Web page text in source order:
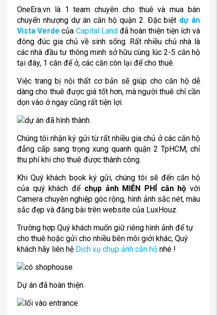
OneEra.vn là 1 team chuyên cho thuê và mua bán
chuyển nhượng dự án căn hộ quận 2. Đặc biệt dự án
Vista Verde của Capital Landđã hoàn thiện tiện ích và
đông đúc gia chủ về sinh sống. Rất nhiều chủ nhà là
các nhà đầu tư thông minh sở hữu cùng lúc 2-5 căn hộ
tại đây, 1 căn để ở, các căn còn lại để cho thuê.
Việc trang bị nội thất cơ bản sẽ giúp cho căn hộ dễ
dàng cho thuê được giá tốt hơn, mà người thuê chỉ cần
dọn vào ở ngay cũng rất tiện lợi.
Chúng tôi nhận ký gửi từ rất nhiều gia chủ ở các căn hộ
đẳng cấp sang trọng xung quanh quận 2 TpHCM, chỉ
thu phí khi cho thuê được thành công.
Khi Quý khách book ký gửi, chúng tôi sẽ đến căn hộ
của quý khách để chụp ảnh MIỄN PHÍ căn hộ với
Camera chuyên nghiệp góc rộng, hình ảnh sắc nét, màu
sắc đẹp và đăng bài trên website của LuxHouz.
Trường hợp Quý khách muốn giữ riêng hình ảnh để tự
cho thuê hoặc gửi cho nhiều bên môi giới khác, Quý
khách hãy liên hệ Dịch vụ chụp ảnh căn hộ nhé !
Dự án đã hoàn thiện.